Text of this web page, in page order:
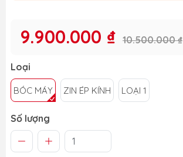
9.900.000 ₫ 10.500.000 ₫
Loại
BÓC MÁY ZIN ÉP KÍNH LOẠI 1
Số lượng